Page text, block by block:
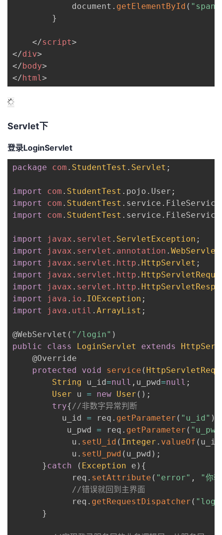
            document
. getElementById (
}
</script>
</div>
</body>
</html>
Servlet下
登录LoginServlet
package com . StudentTest . Servlet ;
import com . StudentTest . pojo . User ;
import
com . StudentTest . service . FileService
import
com . StudentTest . service .
import javax . servlet . ServletException ;
import
javax . servlet . annotation . WebServlet
import
javax . servlet . http . HttpServlet ;
import
javax . servlet . http .
import
javax . servlet . http .
import
java . io . IOException ;
import
java . util . ArrayList ;
@WebServlet ( "/login" )
public
class LoginServlet extends
@Override
protected
void service (
String u_id=null , u_pwd=null ;
User u = new User ( ) ;
try{//非数字异常判断
          u_id
= req . getParameter ( "u_id" )
           u_pwd
= req . getParameter (
            u
. setU_id ( Integer . valueOf ( u_id
            u
. setU_pwd ( u_pwd ) ;
}catch ( Exception e ) {
            req
. setAttribute ( "error" ,
"你
//错误就回到主界面
            req
. getRequestDispatcher (
}